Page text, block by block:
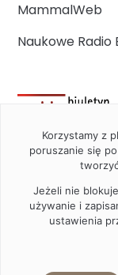
MammalWeb
Naukowe Radio
Korzystamy z
poruszanie się
Jeżeli nie
używanie i
ustawienia